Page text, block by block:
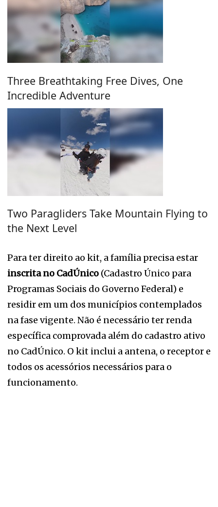
Three Breathtaking Free Dives, One
Incredible Adventure
Two Paragliders Take Mountain Flying to
the Next Level
Para ter direito ao kit, a família precisa estar
inscrita no CadÚnico (Cadastro Único para
Programas Sociais do Governo Federal) e
residir em um dos municípios contemplados
na fase vigente. Não é necessário ter renda
específica comprovada além do cadastro ativo
no CadÚnico. O kit inclui a antena, o receptor e
todos os acessórios necessários para o
funcionamento.